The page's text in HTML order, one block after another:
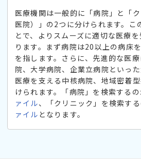
医療機関は一般的に「病院」と「ク
医院）」の2つに分けられます。こ
とで、よりスムーズに適切な医療
ります。まず病院は20以上の病床
を指します。さらに、先進的な医
院、大学病院、企業立病院といっ
医療を支える中核病院、地域密着
けられます。「病院」を検索する
ァイル、「クリニック」を検索す
ァイル となります。